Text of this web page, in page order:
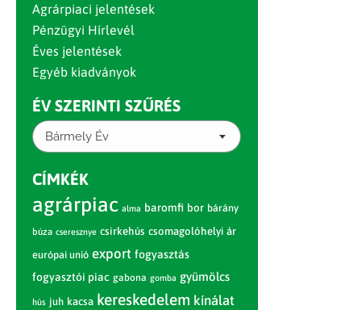
Agrárpiaci jelentések
Pénzügyi Hírlevél
Éves jelentések
Egyéb kiadványok
ÉV SZERINTI SZŰRÉS
Bármely Év
CÍMKÉK
agrárpiac alma baromfi bor bárány
búza cseresznye csirkehús csomagolóhelyi ár
európai unió export fogyasztás
fogyasztói piac gabona gomba gyümölcs
hús juh kacsa kereskedelem kínálat